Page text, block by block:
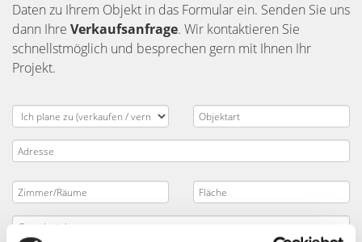
Daten zu Ihrem Objekt in das Formular ein. Senden Sie uns
dann Ihre Verkaufsanfrage. Wir kontaktieren Sie
schnellstmöglich und besprechen gern mit Ihnen Ihr
Projekt.